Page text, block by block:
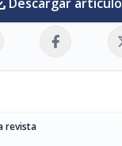
revista